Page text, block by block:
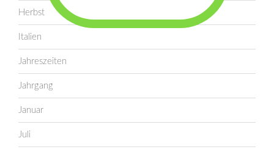
Herbst
Italien
Jahreszeiten
Jahrgang
Januar
Juli